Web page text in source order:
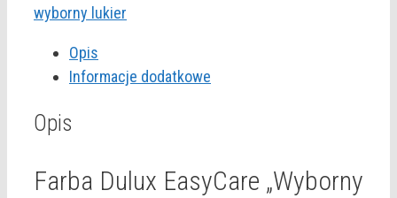
"Wyborny
wyborny lukier
Opis
Informacje dodatkowe
Opis
Farba Dulux EasyCare „Wyborny